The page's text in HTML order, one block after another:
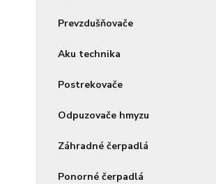
Prevzdušňovače
Aku technika
Postrekovače
Odpuzovače hmyzu
Záhradné čerpadlá
Ponorné čerpadlá